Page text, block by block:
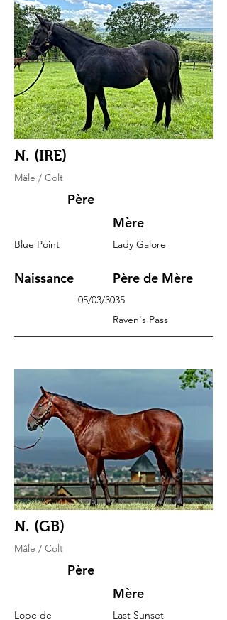
N. (IRE)
Mâle / Colt
Père
Mère
Blue Point
Naissance
Lady Galore
Père de Mère
05/03/3035
Raven's Pass
N. (GB)
Mâle / Colt
Père
Mère
Lope de
Last Sunset